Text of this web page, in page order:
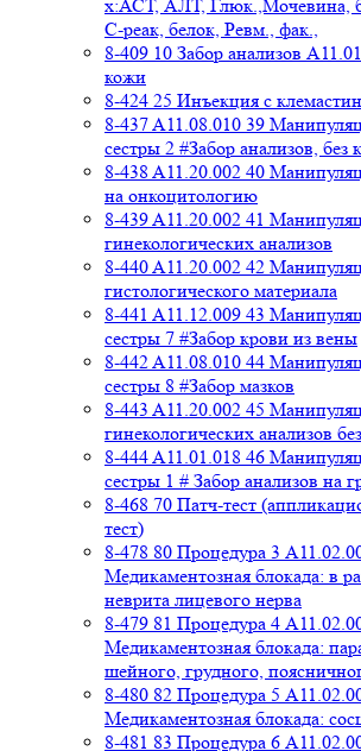
х:АСТ, АЛТ, Глюк.,Мочевина,
C-реак, белок, Ревм., фак.,
8-409 10 Забор анализов
кожи
8-424 25 Инъекция с
8-437 A11.08.010 39
сестры 2 #Забор анализов, без
8-438 A11.20.002 40
на онкоцитологию
8-439 A11.20.002 41
гинекологических анализов
8-440 A11.20.002 42
гистологического материала
8-441 A11.12.009 43
сестры 7 #Забор крови из вены
8-442 A11.08.010 44
сестры 8 #Забор мазков
8-443 A11.20.002 45
гинекологических анализов
8-444 A11.01.018 46
сестры 1 # Забор анализов на
8-468 70 Патч-тест
тест)
8-478 80 Процедура 3
Медикаментозная блокада: в
неврита лицевого нерва
8-479 81 Процедура 4
Медикаментозная блокада:
шейного, грудного,
8-480 82 Процедура 5
Медикаментозная блокада:
8-481 83 Процедура 6